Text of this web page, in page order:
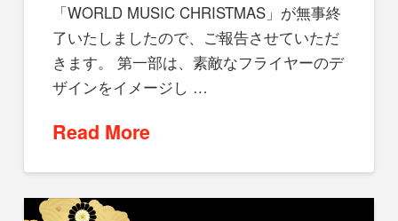
「WORLD MUSIC CHRISTMAS」が無事終
了いたしましたので、ご報告させていただ
きます。 第一部は、素敵なフライヤーのデ
ザインをイメージし …
Read More